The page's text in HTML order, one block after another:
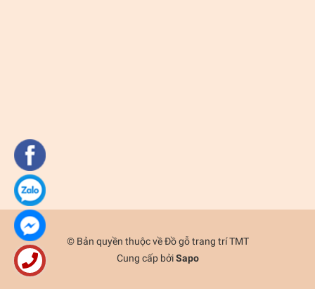
© Bản quyền thuộc vềĐồ gỗ trang trí TMT
Cung cấp bởi Sapo